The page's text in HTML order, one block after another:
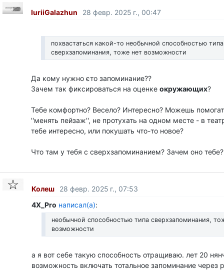
IuriiGalazhun 28 февр. 2025 г., 00:47
похвастаться какой-то необычной способностью типа
сверхзапоминания, тоже нет возможности
Да кому нужно єто запоминание??
Зачем так фиксироваться на оценке окружающих?
Тебе комфортно? Весело? Интересно? Можешь
''менять пейзаж'', не протухать на одном месте - в
тебе интересно, или покушать что-то новое?
Что там у тебя с сверхзапоминанием? Зачем оно тебе?
Колеш
28 февр. 2025 г., 07:53
4X_Pro написал(а):
необычной способностью типа сверхзапоминания,
возможности
а я вот себе такую способность отращиваю. лет 20
возможность включать тотальное запоминание через